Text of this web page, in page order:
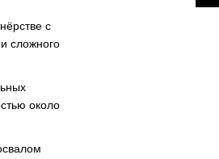
с
сложного
около